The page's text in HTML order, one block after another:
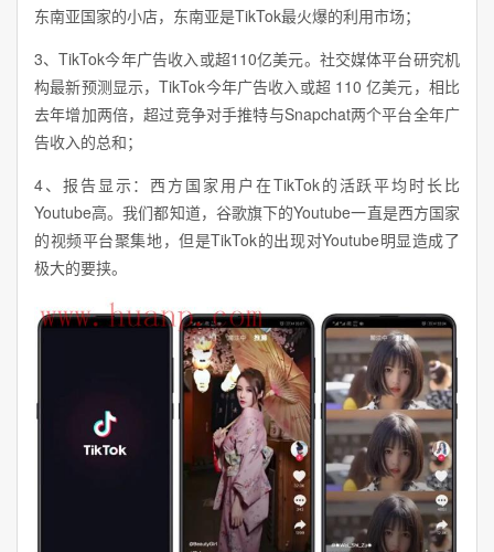
东南亚国家的小店，东南亚是TikTok最火爆的利用市场；
3、TikTok今年广告收入或超110亿美元。社交媒体平台研究机
构最新预测显示，TikTok今年广告收入或超 110 亿美元，相比
去年增加两倍，超过竞争对手推特与Snapchat两个平台全年广
告收入的总和；
4、报告显示：西方国家用户在TikTok的活跃平均时长比
Youtube高。我们都知道，谷歌旗下的Youtube一直是西方国家
的视频平台聚集地，但是TikTok的出现对Youtube明显造成了
极大的要挟。